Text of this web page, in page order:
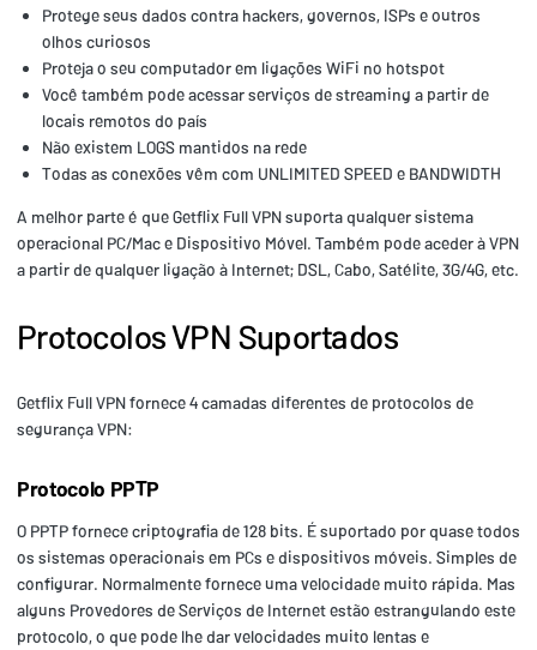
Protege seus dados contra hackers, governos, ISPs e outros
olhos curiosos
Proteja o seu computador em ligações WiFi no hotspot
Você também pode acessar serviços de streaming a partir de
locais remotos do país
Não existem LOGS mantidos na rede
Todas as conexões vêm com UNLIMITED SPEED e BANDWIDTH
A melhor parte é que Getflix Full VPN suporta qualquer sistema
operacional PC/Mac e Dispositivo Móvel. Também pode aceder à VPN
a partir de qualquer ligação à Internet; DSL, Cabo, Satélite, 3G/4G, etc.
Protocolos VPN Suportados
Getflix Full VPN fornece 4 camadas diferentes de protocolos de
segurança VPN:
Protocolo PPTP
O PPTP fornece criptografia de 128 bits. É suportado por quase todos
os sistemas operacionais em PCs e dispositivos móveis. Simples de
configurar. Normalmente fornece uma velocidade muito rápida. Mas
alguns Provedores de Serviços de Internet estão estrangulando este
protocolo, o que pode lhe dar velocidades muito lentas e